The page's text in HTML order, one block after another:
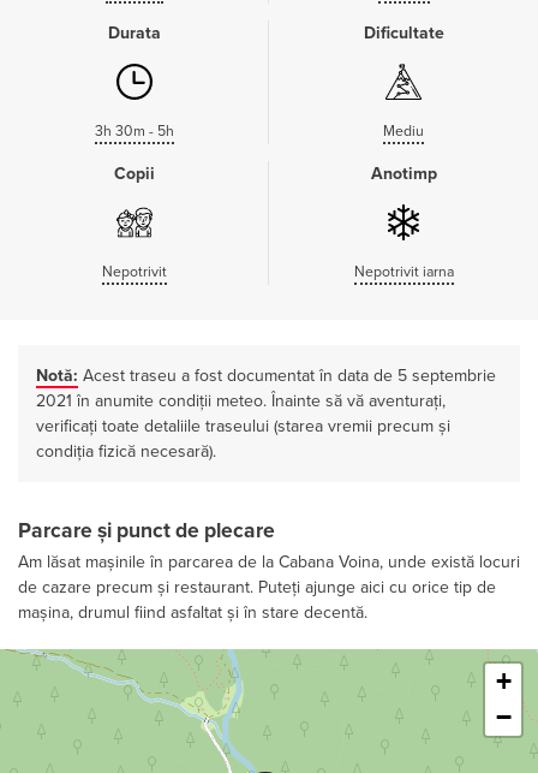
Durata
3h 30m - 5h
Dificultate
Mediu
Copii
Nepotrivit
Anotimp
Nepotrivit iarna
Notă: Acest traseu a fost documentat în data de 5 septembrie
2021 în anumite condiții meteo. Înainte să vă aventurați,
verificați toate detaliile traseului (starea vremii precum și
condiția fizică necesară).
Parcare și punct de plecare
Am lăsat mașinile în parcarea de la Cabana Voina, unde există locuri
de cazare precum și restaurant. Puteți ajunge aici cu orice tip de
mașina, drumul fiind asfaltat și în stare decentă.
+
−